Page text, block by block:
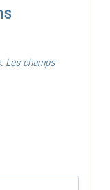
Les champs